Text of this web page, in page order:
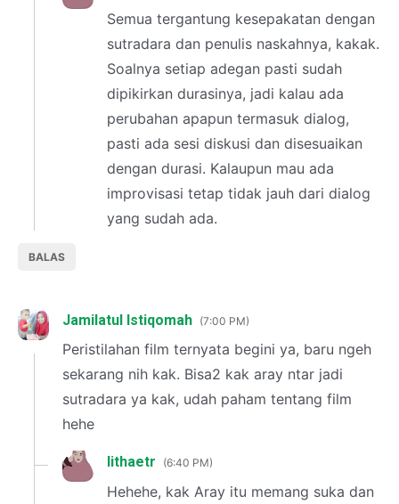
BALAS
Semua tergantung kesepakatan dengan
sutradara dan penulis naskahnya, kakak.
Soalnya setiap adegan pasti sudah
dipikirkan durasinya, jadi kalau ada
perubahan apapun termasuk dialog,
pasti ada sesi diskusi dan disesuaikan
dengan durasi. Kalaupun mau ada
improvisasi tetap tidak jauh dari dialog
yang sudah ada.
Jamilatul Istiqomah 7:00 PM
Peristilahan film ternyata begini ya, baru ngeh
sekarang nih kak. Bisa2 kak aray ntar jadi
sutradara ya kak, udah paham tentang film
hehe
lithaetr 6:40 PM
Hehehe, kak Aray itu memang suka dan